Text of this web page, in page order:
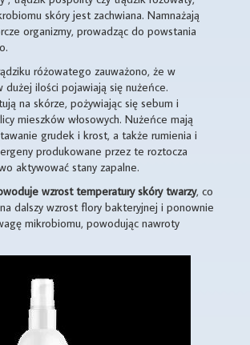
skóry jest zachwiana. Namnażają
organizmy, prowadząc do powstania
różowatego zauważono, że w
dużej ilości pojawiają się nużeńce.
na skórze, pożywiając się sebum i
mieszków włosowych. Nużeńce mają
grudek i krost, a także rumienia i
produkowane przez te roztocza
aktywować stany zapalne.
wzrost temperatury skóry twarzy, co
dalszy wzrost flory bakteryjnej i ponownie
mikrobiomu, powodując nawroty